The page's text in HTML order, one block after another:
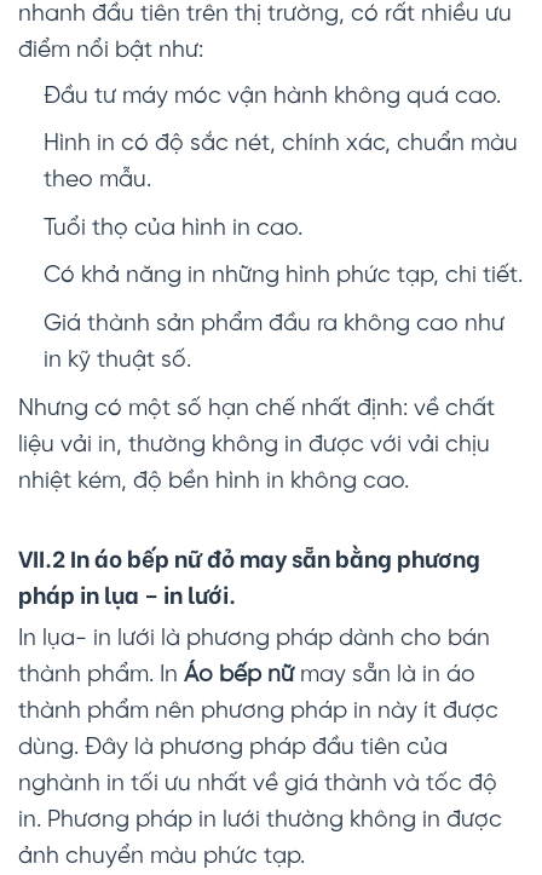
nhanh đầu tiên trên thị trường, có rất nhiều ưu
điểm nổi bật như:
Đầu tư máy móc vận hành không quá cao.
Hình in có độ sắc nét, chính xác, chuẩn màu
theo mẫu.
Tuổi thọ của hình in cao.
Có khả năng in những hình phức tạp, chi tiết.
Giá thành sản phẩm đầu ra không cao như
in kỹ thuật số.
Nhưng có một số hạn chế nhất định: về chất
liệu vải in, thường không in được với vải chịu
nhiệt kém, độ bền hình in không cao.
VII.2 In áo bếp nữ đỏ may sẵn bằng phương
pháp in lụa – in lưới.
In lụa- in lưới là phương pháp dành cho bán
thành phẩm. In Áo bếp nữmay sẵn là in áo
thành phẩm nên phương pháp in này ít được
dùng. Đây là phương pháp đầu tiên của
nghành in tối ưu nhất về giá thành và tốc độ
in. Phương pháp in lưới thường không in được
ảnh chuyển màu phức tạp.